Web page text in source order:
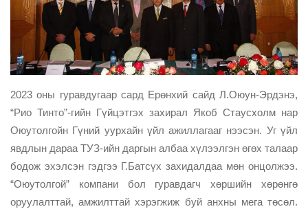
2023 оны гуравдугаар сард Ерөнхий сайд Л.Оюун-Эрдэнэ,
“Рио Тинто”-гийн Гүйцэтгэх захирал Якоб Стаусхолм нар
Оюутолгойн Гүний уурхайн үйл ажиллагааг нээсэн. Уг үйл
явдлын дараа ТУЗ-ийн даргын албаа хүлээлгэн өгөх талаар
бодож эхэлсэн гэдгээ Г.Батсүх захидалдаа мөн онцолжээ.
“Оюутолгой” компани бол гуравдагч хөршийн хөрөнгө
оруулалттай, амжилттай хэрэгжиж буй анхны мега төсөл.